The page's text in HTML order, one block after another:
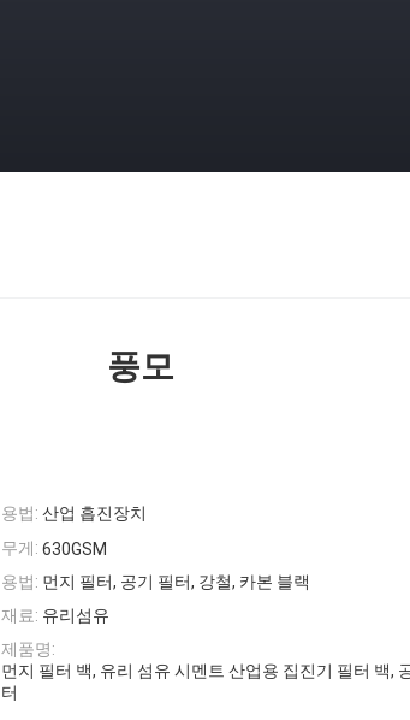
풍모
용법: 산업 흡진장치
무게: 630GSM
용법: 먼지 필터, 공기 필터, 강철, 카본 블랙
재료: 유리섬유
제품명:
먼지 필터 백, 유리 섬유 시멘트 산업용 집진기 필터 백,
터